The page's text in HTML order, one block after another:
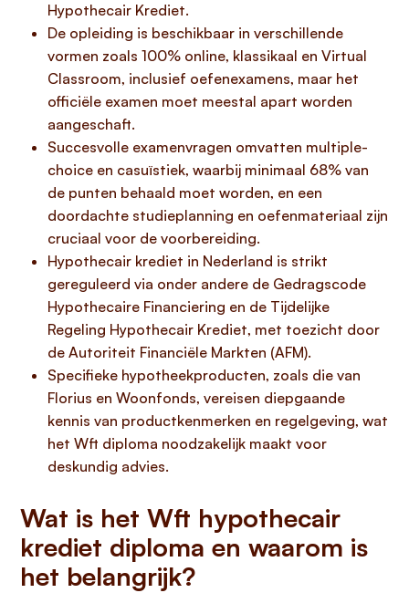
Hypothecair Krediet.
De opleiding is beschikbaar in verschillende
vormen zoals 100% online, klassikaal en Virtual
Classroom, inclusief oefenexamens, maar het
officiële examen moet meestal apart worden
aangeschaft.
Succesvolle examenvragen omvatten multiple-
choice en casuïstiek, waarbij minimaal 68% van
de punten behaald moet worden, en een
doordachte studieplanning en oefenmateriaal zijn
cruciaal voor de voorbereiding.
Hypothecair krediet in Nederland is strikt
gereguleerd via onder andere de Gedragscode
Hypothecaire Financiering en de Tijdelijke
Regeling Hypothecair Krediet, met toezicht door
de Autoriteit Financiële Markten (AFM).
Specifieke hypotheekproducten, zoals die van
Florius en Woonfonds, vereisen diepgaande
kennis van productkenmerken en regelgeving, wat
het Wft diploma noodzakelijk maakt voor
deskundig advies.
Wat is het Wft hypothecair
krediet diploma en waarom is
het belangrijk?